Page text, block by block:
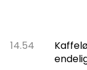
14.54